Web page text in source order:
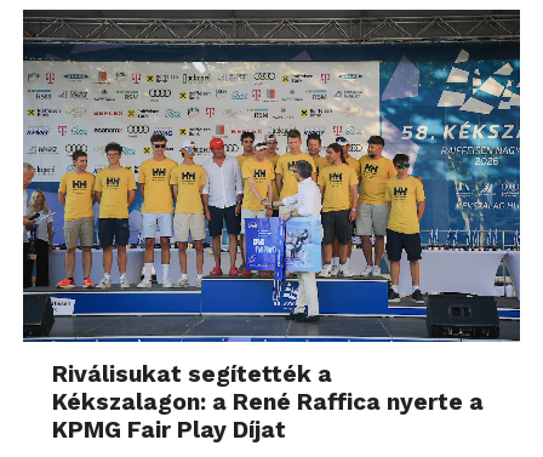
Riválisukat segítették a
Kékszalagon: a René Raffica nyerte a
KPMG Fair Play Díjat